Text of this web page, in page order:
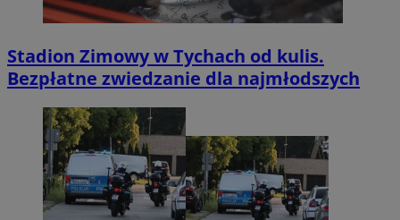
Stadion Zimowy w Tychach od kulis.
Bezpłatne zwiedzanie dla najmłodszych